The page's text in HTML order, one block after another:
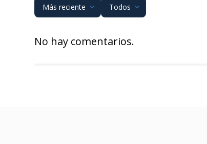
Más reciente Todos
No hay comentarios.